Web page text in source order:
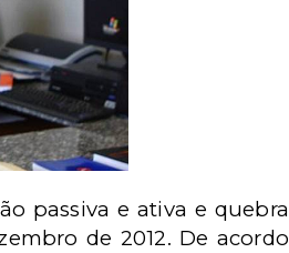
passiva e ativa e quebra
de 2012. De acordo